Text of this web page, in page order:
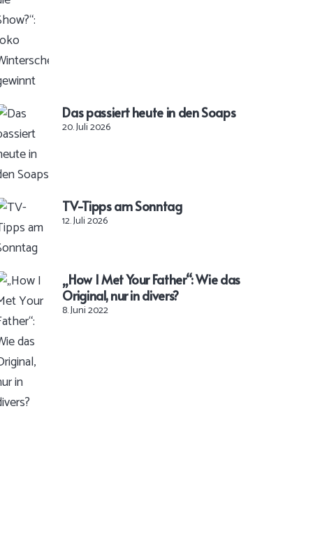
Das passiert heute in den Soaps
20. Juli 2026
TV-Tipps am Sonntag
12. Juli 2026
„How I Met Your Father“: Wie das
Original, nur in divers?
8. Juni 2022